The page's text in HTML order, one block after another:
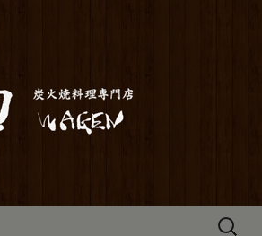
お知らせ
き料理をご提供しており
座敷で宴会や歓送迎会に
だけます。ホテル京阪か
検